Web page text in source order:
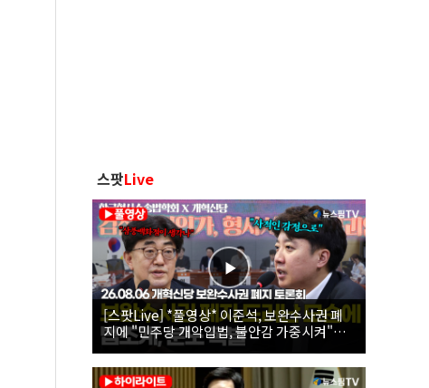
스팟Live
[스팟Live] *풀영상* 이준석, 보완수사권 폐
지에 "민주당 개악입법, 불안감 가중시켜"｜
26.08.06 개혁신당 보완수사권 폐지 토론회